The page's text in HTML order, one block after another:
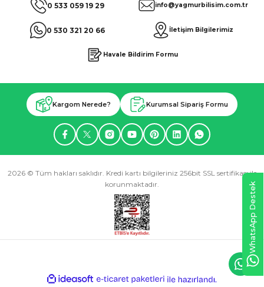
0 533 059 19 29
0 530 321 20 66
info@yagmurbilisim.com.tr
İletişim Bilgilerimiz
Havale Bildirim Formu
Kargom Nerede? Kurumsal Sipariş Formu
2026 © Tüm hakları saklıdır. Kredi kartı bilgileriniz 256bit SSL sertifikası ile
korunmaktadır.
WhatsApp Destek
ideasoft
e-